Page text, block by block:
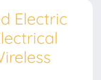
Electric